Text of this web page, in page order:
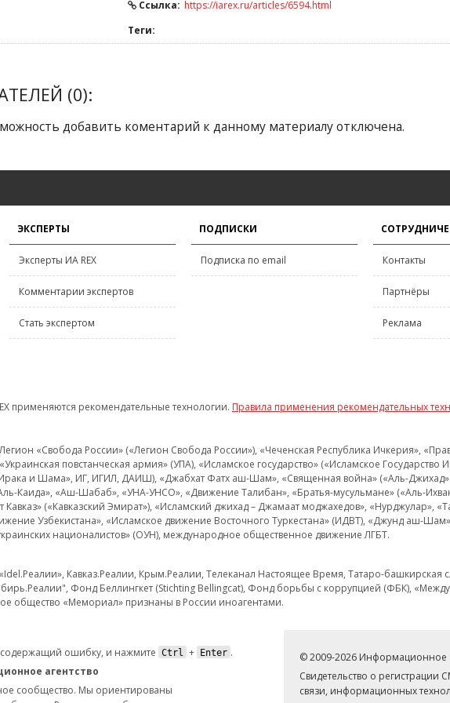
Ссылка: https://iarex.ru/articles/6594.html
Теги:
(0):
добавить коментарий к данному материалу отключена.
ЭКСПЕРТЫ
Эксперты ИА REX
Комментарии экспертов
Стать экспертом
ПОДПИСКИ
Подписка по email Контакты
Партнёры
Реклама
применяются рекомендательные технологии. Правила применения рекомендательных
«Свобода России» («Легион Свобода России»), «Чеченская Республика Ичкерия»,
повстанческая армия» (УПА), «Исламское государство» («Исламское
Ирака и Шама», ИГ, ИГИЛ, ДАИШ), «Джабхат Фатх аш-Шам», «Священная война» («Аль-Джихад»
Каида», «Аш-Шабаб», «УНА-УНСО», «Движение Талибан», «Братья-мусульмане» («Аль-
Кавказ» («Кавказский Эмират»), «Исламский джихад – Джамаат моджахедов», «Нурджулар»,
Узбекистана», «Исламское движение Восточного Туркестана» (ИДВТ), «Джунд аш-
националистов» (ОУН), международное общественное движение ЛГБТ.
Кавказ.Реалии, Крым.Реалии, Телеканал Настоящее Время, Татаро-
Фонд Беллингкет (Stichting Bellingcat), Фонд борьбы с коррупцией (ФБК),
общество «Мемориал» признаны в России иноагентами.
ошибку, и нажмите Ctrl + Enter .
агентство
сообщество. Мы ориентированы
© 2009-2026 Информационное
Свидетельство о
связи, информационных